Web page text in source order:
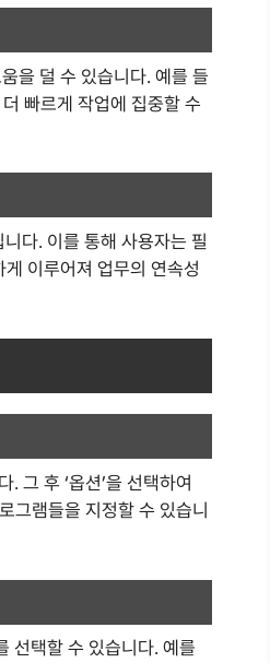
을 덜 수 있습니다. 예를 들
빠르게 작업에 집중할 수
다. 이를 통해 사용자는 필
이루어져 업무의 연속성
그 후 ‘옵션’을 선택하여
그램들을 지정할 수 있습니
선택할 수 있습니다. 예를